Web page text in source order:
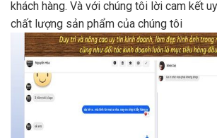
khách hàng. Và với chúng tôi lời cam kết
chất lượng sản phẩm của chúng tôi